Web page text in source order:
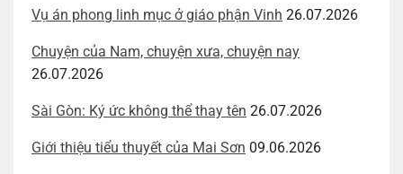
Vụ án phong linh mục ở giáo phận Vinh 26.07.2026
Chuyện của Nam, chuyện xưa, chuyện nay
26.07.2026
Sài Gòn: Ký ức không thể thay tên 26.07.2026
Giới thiệu tiểu thuyết của Mai Sơn 09.06.2026